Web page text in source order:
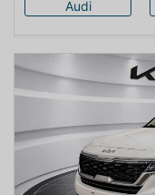
Audi